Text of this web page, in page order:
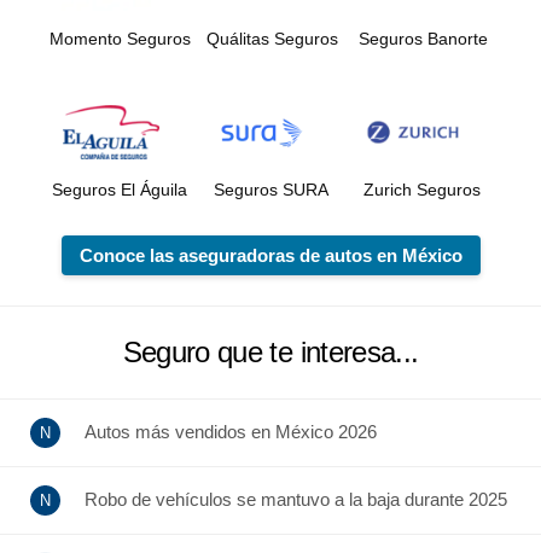
Momento Seguros Quálitas Seguros Seguros Banorte
Seguros El Águila Seguros SURA Zurich Seguros
Conoce las aseguradoras de autos en México
Seguro que te interesa...
Autos más vendidos en México 2026
Robo de vehículos se mantuvo a la baja durante 2025